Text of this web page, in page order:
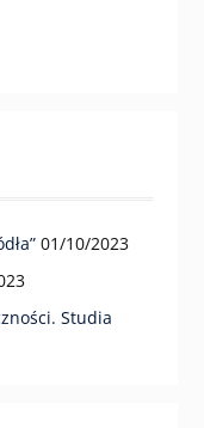
01/10/2023
Studia